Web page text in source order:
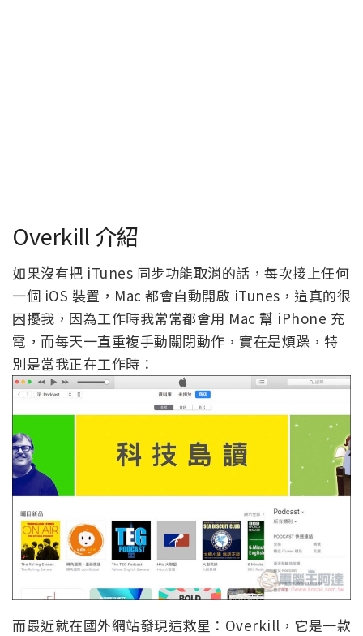
Overkill 介紹
如果沒有把 iTunes 同步功能取消的話，每次接上任何
一個 iOS 裝置，Mac 都會自動開啟 iTunes，這真的很
困擾我，因為工作時我常常都會用 Mac 幫 iPhone 充
電，而每天一直重複手動關閉動作，實在是煩躁，特
別是當我正在工作時：
而最近就在國外網站發現這救星：Overkill，它是一款